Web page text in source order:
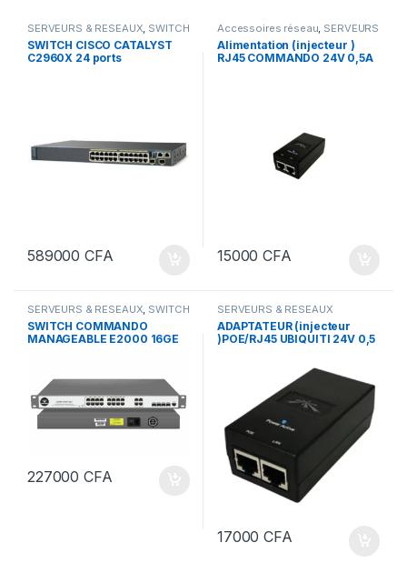
SERVEURS & RESEAUX, SWITCH
CISCO
SWITCH CISCO CATALYST
C2960X 24 ports
589000CFA
Accessoires réseau, SERVEURS
& RESEAUX
Alimentation (injecteur )
RJ45 COMMANDO 24V 0,5A
15000CFA
SERVEURS & RESEAUX, SWITCH
COMMANDO
SWITCH COMMANDO
MANAGEABLE E2000 16GE
227000CFA
SERVEURS & RESEAUX
ADAPTATEUR (injecteur
)POE/RJ45 UBIQUITI 24V 0,5
17000CFA